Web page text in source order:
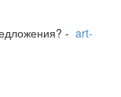
- art-